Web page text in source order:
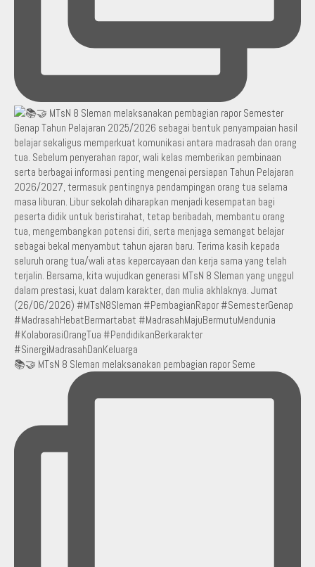
📚🤝 MTsN 8 Sleman melaksanakan pembagian rapor Seme